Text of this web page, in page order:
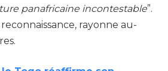
panafricaine incontestable”.
rayonne au-